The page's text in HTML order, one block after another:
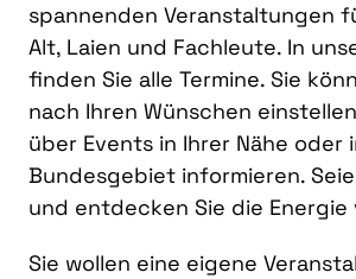
spannenden Veranstaltungen
Alt, Laien und Fachleute. In
finden Sie alle Termine. Sie
nach Ihren Wünschen
über Events in Ihrer Nähe oder
Bundesgebiet informieren.
und entdecken Sie die Energie
Sie wollen eine eigene